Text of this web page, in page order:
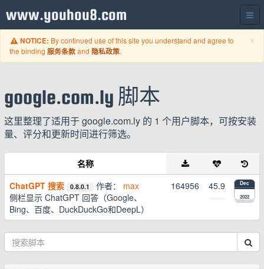
www.youhou8.com
×
NOTICE: By continued use of this site you understand and agree to
the binding 服务条款and 隐私政策.
google.com.ly 脚本
这里整理了适用于 google.com.ly 的 1 个用户脚本，可按安装
量、评分和更新时间进行筛选。
名称
ChatGPT 搜索
0.8.0.1 作者： max
侧栏显示 ChatGPT 回答（Google、
Bing、百度、DuckDuckGo和DeepL）
164956 45.9 Dec
2022